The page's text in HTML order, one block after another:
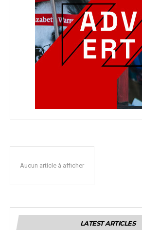
Aucun article à afficher
LATEST ARTICLES